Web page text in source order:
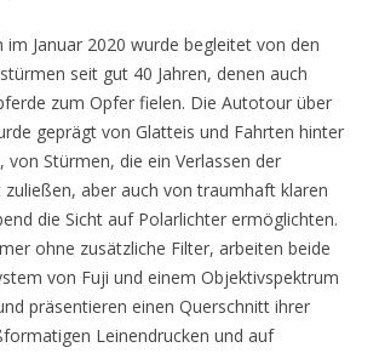
im Januar 2020 wurde begleitet von den
seit gut 40 Jahren, denen auch
zum Opfer fielen. Die Autotour über
geprägt von Glatteis und Fahrten hinter
von Stürmen, die ein Verlassen der
aber auch von traumhaft klaren
die Sicht auf Polarlichter ermöglichten.
ohne zusätzliche Filter, arbeiten beide
von Fuji und einem Objektivspektrum
präsentieren einen Querschnitt ihrer
Leinendrucken und auf